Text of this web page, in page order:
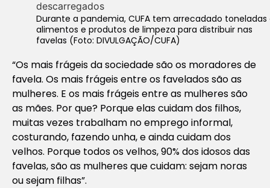
Durante a pandemia, CUFA tem arrecadado toneladas
alimentos e produtos de limpeza para distribuir nas
favelas (Foto: DIVULGAÇÃO/CUFA)
“Os mais frágeis da sociedade são os moradores de
favela. Os mais frágeis entre os favelados são as
mulheres. E os mais frágeis entre as mulheres são
as mães. Por que? Porque elas cuidam dos filhos,
muitas vezes trabalham no emprego informal,
costurando, fazendo unha, e ainda cuidam dos
velhos. Porque todos os velhos, 90% dos idosos das
favelas, são as mulheres que cuidam: sejam noras
ou sejam filhas”.